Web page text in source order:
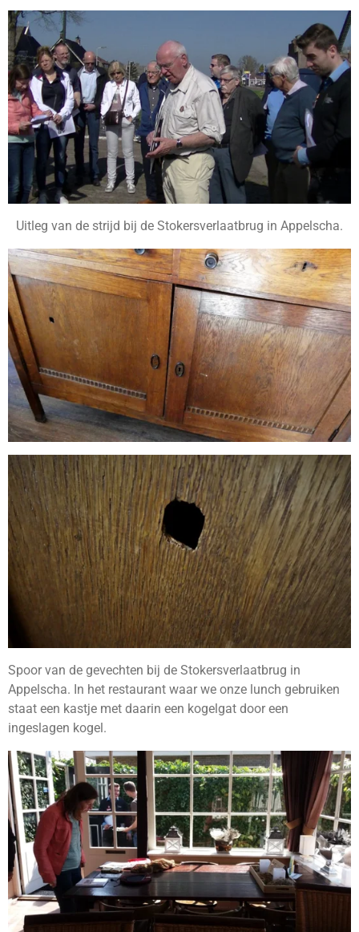
Uitleg van de strijd bij de Stokersverlaatbrug in Appelscha.
Spoor van de gevechten bij de Stokersverlaatbrug in
Appelscha. In het restaurant waar we onze lunch gebruiken
staat een kastje met daarin een kogelgat door een
ingeslagen kogel.